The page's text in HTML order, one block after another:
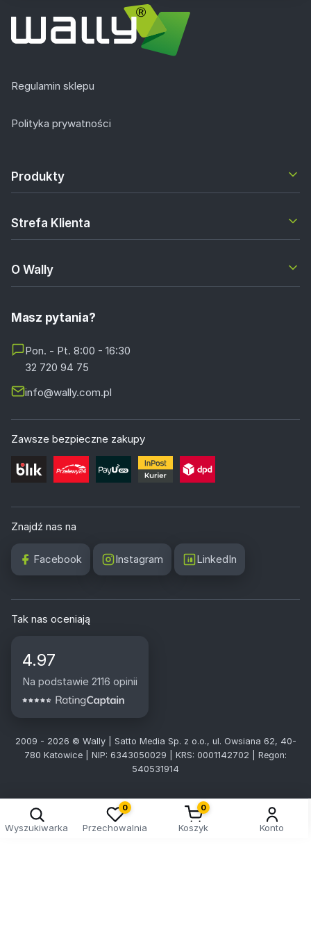
Regulamin sklepu
Polityka prywatności
Produkty
Strefa Klienta
O Wally
Masz pytania?
Pon. - Pt. 8:00 - 16:30
32 720 94 75
info@wally.com.pl
Zawsze bezpieczne zakupy
Znajdź nas na
Facebook Instagram LinkedIn
Tak nas oceniają
4.97
Na podstawie 2116 opinii
2009 - 2026 © Wally | Satto Media Sp. z o.o., ul. Owsiana 62, 40-
780 Katowice | NIP: 6343050029 | KRS: 0001142702 | Regon:
540531914
Wyszukiwarka
0
Przechowalnia
0
Koszyk Konto